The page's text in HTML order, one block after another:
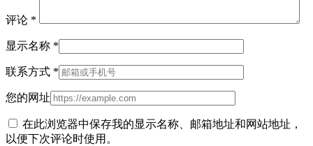
评论 *
显示名称 *
联系方式 *
您的网址
在此浏览器中保存我的显示名称、邮箱地址和网站地址，
以便下次评论时使用。